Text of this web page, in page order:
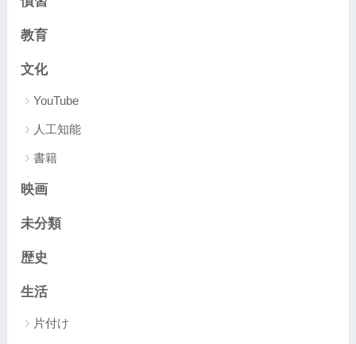
教育
文化
YouTube
人工知能
書籍
映画
未分類
歴史
生活
片付け